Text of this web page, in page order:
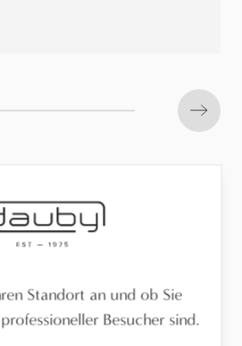
Next
Standort an und ob Sie
Besucher sind.